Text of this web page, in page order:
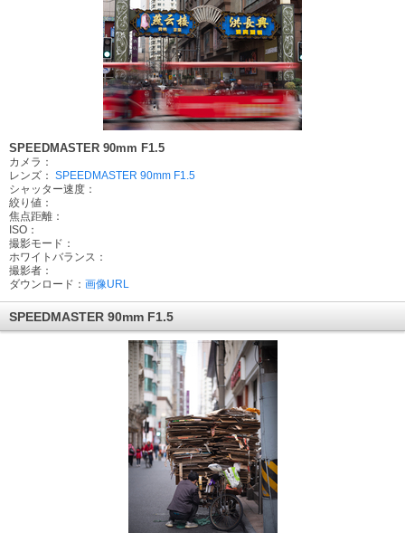
SPEEDMASTER 90mm F1.5
カメラ：
レンズ： SPEEDMASTER 90mm F1.5
シャッター速度：
絞り値：
焦点距離：
ISO：
撮影モード：
ホワイトバランス：
撮影者：
ダウンロード： 画像URL
SPEEDMASTER 90mm F1.5